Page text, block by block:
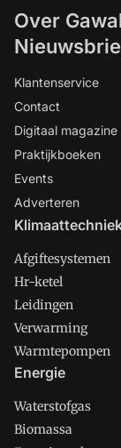
Over
Klantenservice
Contact
Digitaal magazine
Praktijkboeken
Events
Adverteren
Afgiftesystemen
Hr-ketel
Leidingen
Verwarming
Warmtepompen
Energie
Waterstofgas
Biomassa